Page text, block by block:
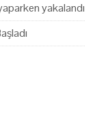
yakalandı